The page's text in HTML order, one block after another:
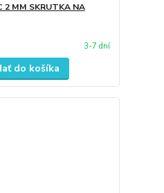
2 MM SKRUTKA NA
3-7 dní
do košíka